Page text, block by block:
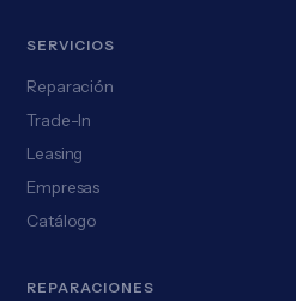
SERVICIOS
Reparación
Trade-In
Leasing
Empresas
Catálogo
REPARACIONES